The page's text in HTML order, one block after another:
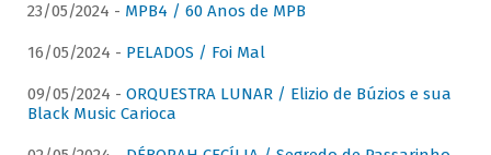
23/05/2024 - MPB4 / 60 Anos de MPB
16/05/2024 - PELADOS / Foi Mal
09/05/2024 - ORQUESTRA LUNAR / Elizio de Búzios e sua
Black Music Carioca